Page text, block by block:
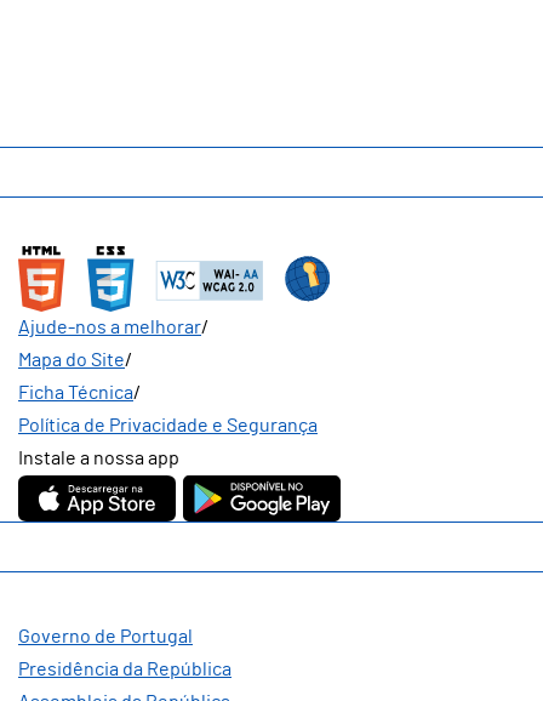
Ajude-nos a melhorar/
Mapa do Site/
Ficha Técnica/
Política de Privacidade e Segurança
Instale a nossa app
Governo de Portugal
Presidência da República